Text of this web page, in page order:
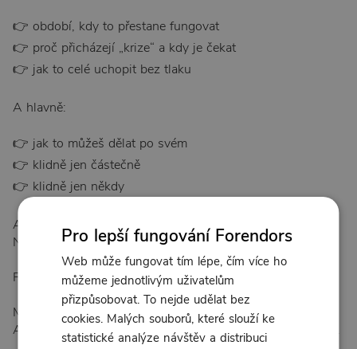
👉 období, kdy to přestane fungovat
👉 proč přicházejí „krize“ a kdy je čekat
👉 jak to celé uchopit bez tlaku
A hlavně:
👉 jak to můžeš dělat po svém
👉 klidně jen částečně
👉 klidně jen někdy
A JAK TEDY S BKM? CO BUDEŠ POTŘEBOVAT A JAK
NA TO :)
Protože bezplenkovka není buď–anebo.
Možná zjistíš, že to není tak „extrémní“, jak se zdá.
A možná ti to otevře úplně nový pohled na tvoje miminko.
Pro lepší fungování Forendors
Web může fungovat tím lépe, čím více ho
můžeme jednotlivým uživatelům
přizpůsobovat. To nejde udělat bez
cookies. Malých souborů, které slouží ke
statistické analýze návštěv a distribuci